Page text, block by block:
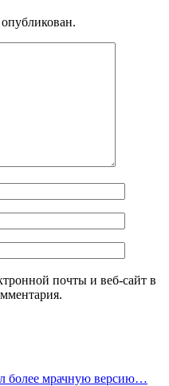
почты и веб-сайт в
более мрачную версию…